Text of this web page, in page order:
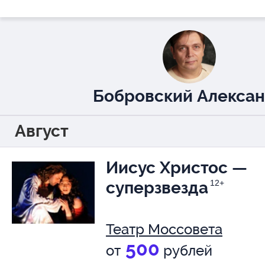
Бобровский
Август
Иисус Христос —
суперзвезда 12+
Театр Моссовета
от 500 рублей